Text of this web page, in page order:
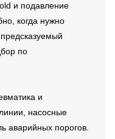
и подавление
когда нужно
по
и
насосные
аварийных порогов.